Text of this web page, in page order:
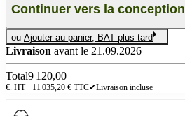
Continuer vers la conception
ou Ajouter au panier, BAT plus tard
Livraison avant le 21.09.2026
Total9 120,00
€. HT · 11 035,20 € TTC✔Livraison incluse